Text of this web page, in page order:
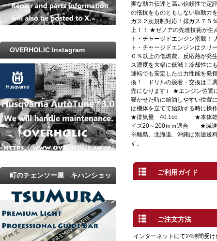
実な動力伝達と高い信頼性で定
の抵抗をものともしない駆動力
ガス２次規制対応！排ガス７
上！！ ★ゼノアの先進技術が生
ト・チャージドエンジン搭載！
ト・チャージドエンジンはクリ
０％以上の低燃費。反応熱が発
ス濃度を大幅に低減！冷却性に
運転でも安定した出力性能を発
換！ ドリルの脱着・交換は工
売になります） ★エンジン位
寝かせた時に給油しやすい位置
は機体を立てて始動する時に操
★排気量 40.1cc ★本体
イズ20～200ｍｍ適合 ★減速
※離島、北海道、沖縄は別途送
す。
ご利用ガイド
ご注文方法
インターネットにて24時間受
OVERHOLIC Instagram
町のチェンソー屋 キハンショッ
プ